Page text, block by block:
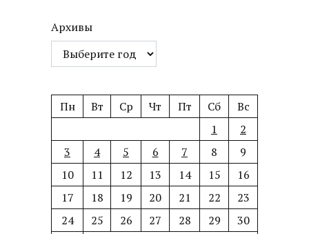
Архивы
Пн Вт Ср Чт Пт Сб
Вс
1
2
3
4 5 6 7 8
9
10
11 12 13 14 15
16
17
18 19 20 21 22
23
24
25 26 27 28 29
30